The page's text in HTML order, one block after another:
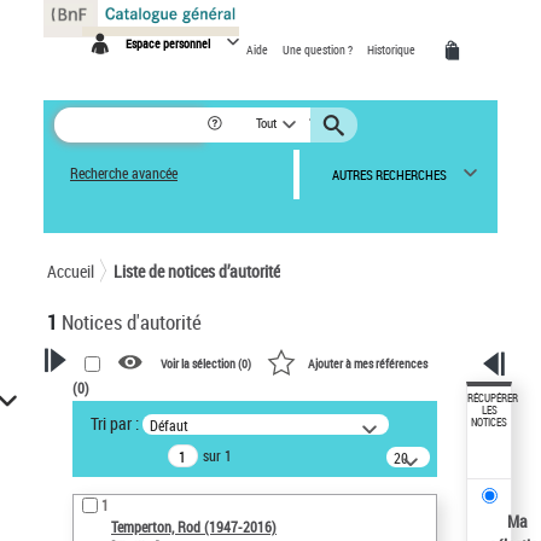
Espace personnel Aide Une question ? Historique
Tout
Recherche avancée AUTRES RECHERCHES
Accueil Liste de notices d’autorité
1 Notices d'autorité
VOTRE RECHERCHE
Recherche avancée dans les
notices d’autorité
Œuvres liées à l'auteur :
Temperton, Rod (1947-2016)
Voir la sélection (0) Ajouter à mes références
(0)
Tri par : Défaut
sur 1
20
résultats/page
1
Temperton, Rod (1947-2016)
RÉCUPÉRER
LES
NOTICES
Ma
Panneau de gestion des cookies